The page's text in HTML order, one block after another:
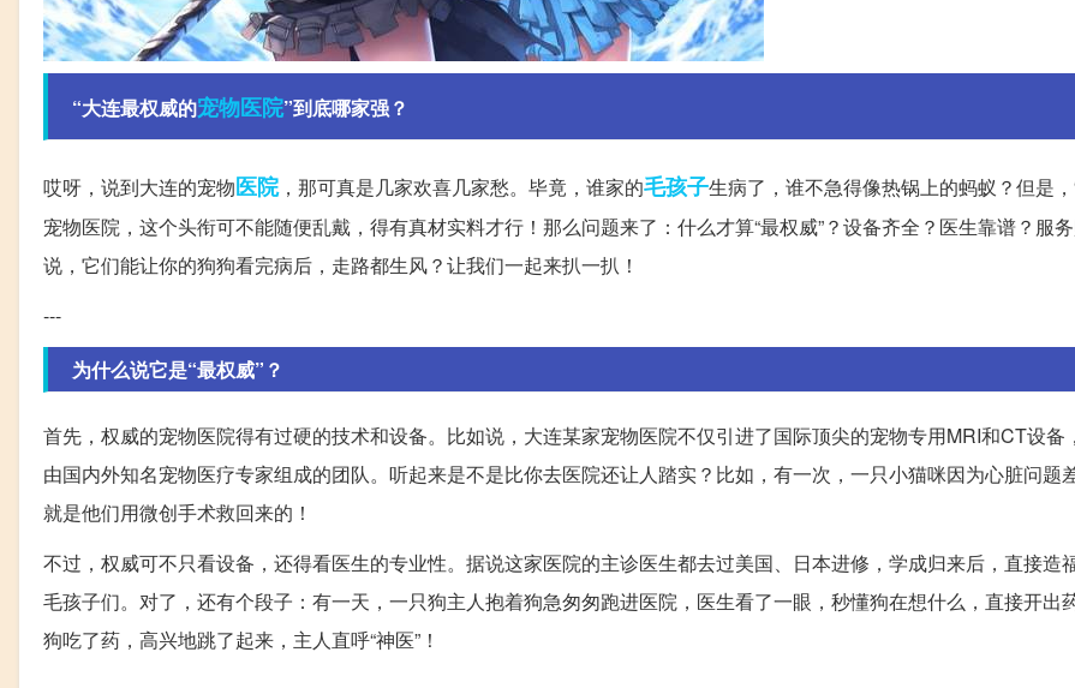
“大连最权威的宠物医院”到底哪家强？
哎呀，说到大连的宠物医院，那可真是几家欢喜几家愁。毕竟，谁家的毛孩子生病了，谁不急得像热锅上的蚂蚁？但是，
宠物医院，这个头衔可不能随便乱戴，得有真材实料才行！那么问题来了：什么才算“最权威”？设备齐全？医生靠谱？服
说，它们能让你的狗狗看完病后，走路都生风？让我们一起来扒一扒！
---
为什么说它是“最权威”？
首先，权威的宠物医院得有过硬的技术和设备。比如说，大连某家宠物医院不仅引进了国际顶尖的宠物专用MRI和CT设备
由国内外知名宠物医疗专家组成的团队。听起来是不是比你去医院还让人踏实？比如，有一次，一只小猫咪因为心脏问题
就是他们用微创手术救回来的！
不过，权威可不只看设备，还得看医生的专业性。据说这家医院的主诊医生都去过美国、日本进修，学成归来后，直接造
毛孩子们。对了，还有个段子：有一天，一只狗主人抱着狗急匆匆跑进医院，医生看了一眼，秒懂狗在想什么，直接开出
狗吃了药，高兴地跳了起来，主人直呼“神医”！